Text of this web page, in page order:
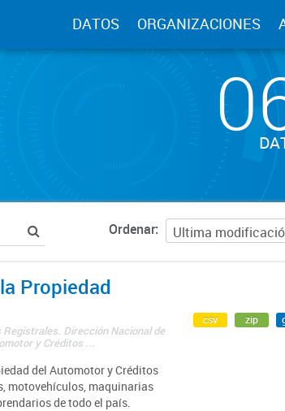
DATOS ORGANIZACIONES
Ordenar
Propiedad
Dirección Nacional de
y Créditos ...
del Automotor y Créditos
motovehículos, maquinarias
de todo el país.
csv zip